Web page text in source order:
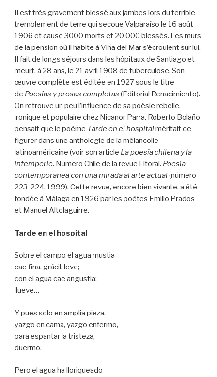
Il est très gravement blessé aux jambes lors du terrible
tremblement de terre qui secoue Valparaíso le 16 août
1906 et cause 3000 morts et 20 000 blessés. Les murs
de la pension où il habite à Viña del Mar s’écroulent sur lui.
Il fait de longs séjours dans les hôpitaux de Santiago et
meurt, à 28 ans, le 21 avril 1908 de tuberculose. Son
œuvre complète est éditée en 1927 sous le titre
de Poesías y prosas completas (Editorial Renacimiento).
On retrouve un peu l’influence de sa poésie rebelle,
ironique et populaire chez Nicanor Parra. Roberto Bolaño
pensait que le poème Tarde en el hospitalméritait de
figurer dans une anthologie de la mélancolie
latinoaméricaine (voir son article La poesía chilena y la
intemperie. Numero Chile de la revue Litoral. Poesía
contemporánea con una mirada al arte actual(número
223-224. 1999). Cette revue, encore bien vivante, a été
fondée à Málaga en 1926 par les poètes Emilio Prados
et Manuel Altolaguirre.
Tarde en el hospital
Sobre el campo el agua mustia
cae fina, grácil, leve;
con el agua cae angustia:
llueve…
Y pues solo en amplia pieza,
yazgo en cama, yazgo enfermo,
para espantar la tristeza,
duermo.
Pero el agua ha lloriqueado